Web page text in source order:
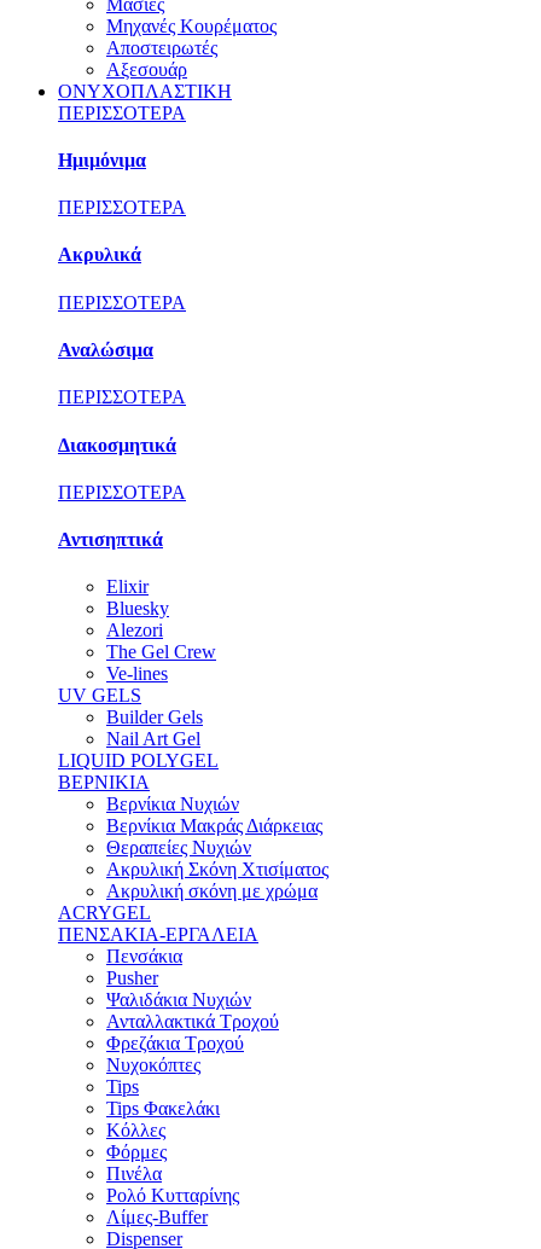
Μηχανές Κουρέματος
Αποστειρωτές
Αξεσουάρ
ΟΝΥΧΟΠΛΑΣΤΙΚΗ
ΠΕΡΙΣΣΟΤΕΡΑ
Ημιμόνιμα
ΠΕΡΙΣΣΟΤΕΡΑ
Ακρυλικά
ΠΕΡΙΣΣΟΤΕΡΑ
Αναλώσιμα
ΠΕΡΙΣΣΟΤΕΡΑ
Διακοσμητικά
ΠΕΡΙΣΣΟΤΕΡΑ
Αντισηπτικά
Elixir
Bluesky
Alezori
The Gel Crew
Ve-lines
UV GELS
Builder Gels
Nail Art Gel
LIQUID POLYGEL
ΒΕΡΝΙΚΙΑ
Βερνίκια Νυχιών
Βερνίκια Μακράς Διάρκειας
Θεραπείες Νυχιών
Ακρυλική Σκόνη Χτισίματος
Ακρυλική σκόνη με χρώμα
ACRYGEL
ΠΕΝΣΑΚΙΑ-ΕΡΓΑΛΕΙΑ
Πενσάκια
Pusher
Ψαλιδάκια Νυχιών
Ανταλλακτικά Τροχού
Φρεζάκια Τροχού
Νυχοκόπτες
Tips
Tips Φακελάκι
Κόλλες
Φόρμες
Πινέλα
Ρολό Κυτταρίνης
Λίμες-Buffer
Dispenser